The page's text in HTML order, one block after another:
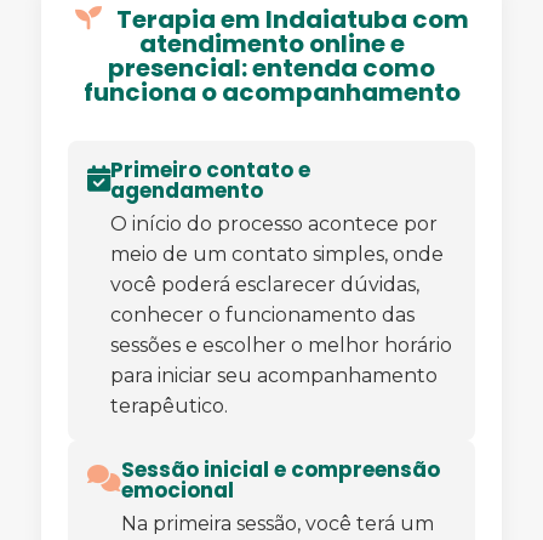
Terapia em Indaiatuba com
atendimento online e
presencial: entenda como
funciona o acompanhamento
Primeiro contato e
agendamento
O início do processo acontece por
meio de um contato simples, onde
você poderá esclarecer dúvidas,
conhecer o funcionamento das
sessões e escolher o melhor horário
para iniciar seu acompanhamento
terapêutico.
Sessão inicial e compreensão
emocional
Na primeira sessão, você terá um